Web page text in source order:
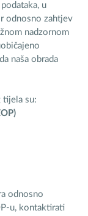
u
odnosno zahtjev
nadzornom
naša obrada
tijela su:
odnosno
u, kontaktirati